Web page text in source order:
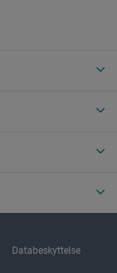
Databeskyttelse